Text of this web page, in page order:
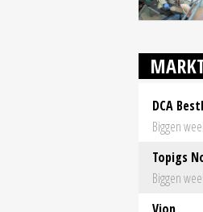
DCA
Biggen
Topigs
Biggen
Vion